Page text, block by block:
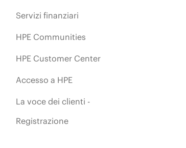
Servizi finanziari
HPE Communities
HPE Customer Center
Accesso a HPE
La voce dei clienti -
Registrazione